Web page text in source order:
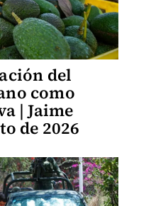
del
como
| Jaime
de 2026